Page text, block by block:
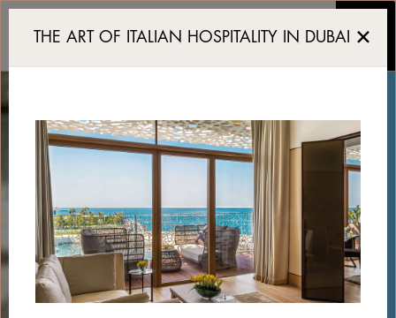
Unique Contemporary
THE ART OF ITALIAN HOSPITALITY IN DUBAI